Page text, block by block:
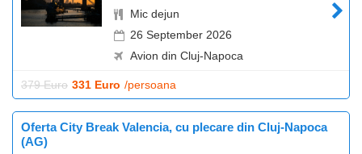
Mic dejun
26 September 2026
Avion din Cluj-Napoca
379 Euro 331 Euro /persoana
Oferta City Break Valencia, cu plecare din Cluj-Napoca
(AG)